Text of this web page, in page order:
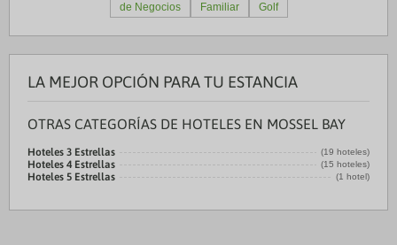
de Negocios Familiar Golf
LA MEJOR OPCIÓN PARA TU ESTANCIA
OTRAS CATEGORÍAS DE HOTELES EN MOSSEL BAY
Hoteles 3 Estrellas (19 hoteles)
Hoteles 4 Estrellas (15 hoteles)
Hoteles 5 Estrellas (1 hotel)